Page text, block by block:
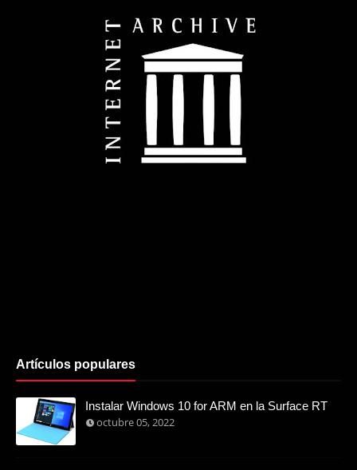
Artículos populares
Instalar Windows 10 for ARM en la Surface RT
octubre 05, 2022